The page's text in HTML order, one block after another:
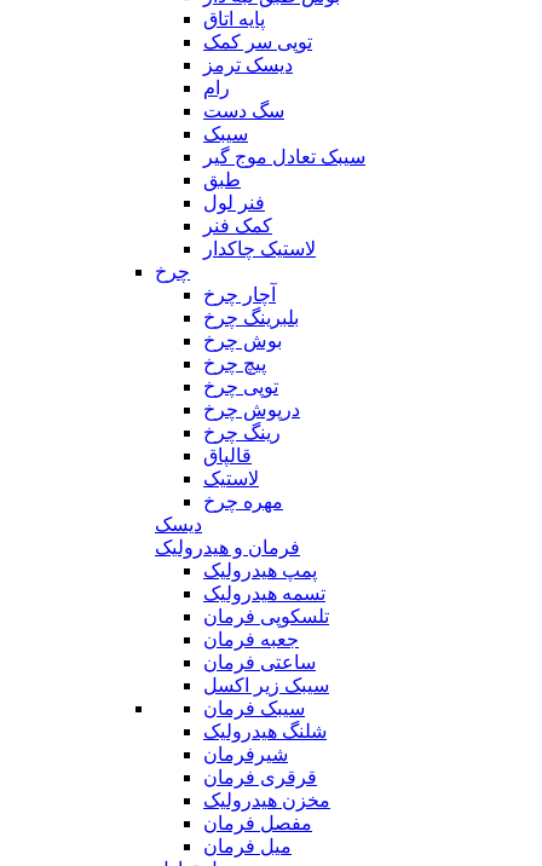
پایه اتاق
توپی سر کمک
دیسک ترمز
رام
سگ دست
سیبک
سیبک تعادل موج گیر
طبق
فنر لول
کمک فنر
لاستیک چاکدار
چرخ
آچار چرخ
بلبرینگ چرخ
بوش چرخ
پیچ چرخ
توپی چرخ
درپوش چرخ
رینگ چرخ
قالپاق
لاستیک
مهره چرخ
دیسک
فرمان و هیدرولیک
پمپ هیدرولیک
تسمه هیدرولیک
تلسکوپی فرمان
جعبه فرمان
ساعتی فرمان
سیبک زیر اکسل
سیبک فرمان
شلنگ هیدرولیک
شیرفرمان
قرقری فرمان
مخزن هیدرولیک
مفصل فرمان
میل فرمان